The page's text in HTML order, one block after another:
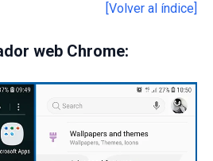
[Volver al índice]
web Chrome: